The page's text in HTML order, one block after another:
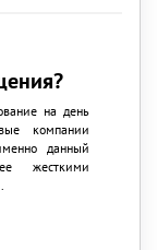
на день
компании
данный
жесткими